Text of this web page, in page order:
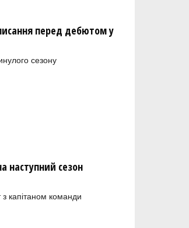
перед дебютом у
сезону
наступний сезон
капітаном команди